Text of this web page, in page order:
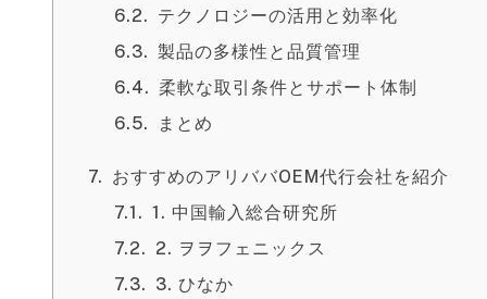
テクノロジーの活用と効率化
製品の多様性と品質管理
柔軟な取引条件とサポート体制
まとめ
おすすめのアリババOEM代行会社を紹介
1. 中国輸入総合研究所
2. ヲヲフェニックス
3. ひなか